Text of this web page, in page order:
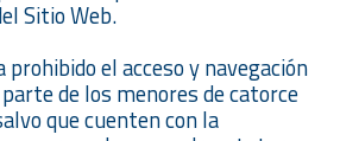
Sitio Web.
prohibido el acceso y navegación
de los menores de catorce
que cuenten con la